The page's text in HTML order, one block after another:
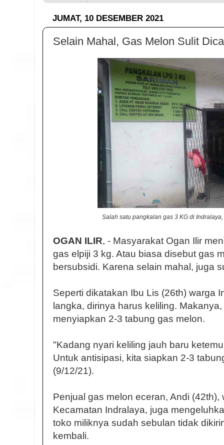
JUMAT, 10 DESEMBER 2021
Selain Mahal, Gas Melon Sulit
Salah satu pangkalan gas 3 KG di
OGAN ILIR, - Masyarakat Ogan Ilir
gas elpiji 3 kg. Atau biasa disebut gas
bersubsidi. Karena selain mahal, juga
Seperti dikatakan Ibu Lis (26th) warga
langka, dirinya harus keliling.
menyiapkan 2-3 tabung gas melon.
"Kadang nyari keliling jauh baru
Untuk antisipasi, kita siapkan 2-3
(9/12/21).
Penjual gas melon eceran, Andi (42th),
Kecamatan Indralaya, juga
toko miliknya sudah sebulan tidak
kembali.